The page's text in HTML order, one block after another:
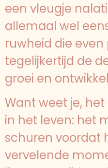
een vleugje
allemaal wel
ruwheid die
tegelijkertijd de
groei en
Want weet je, het
in het leven: het
schuren voordat
vervelende